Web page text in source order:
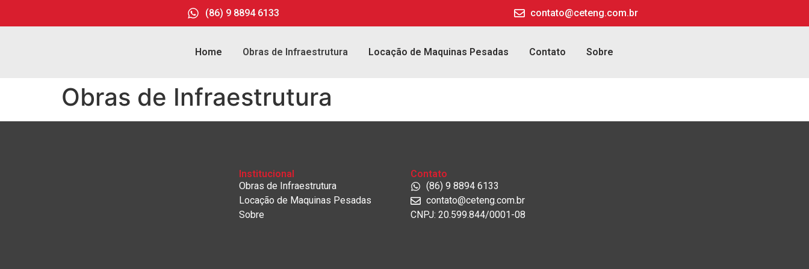
(86) 9 8894 6133 contato@ceteng.com.br
Home Obras de Infraestrutura Locação de Maquinas Pesadas Contato Sobre
Obras de Infraestrutura
Institucional
Obras de Infraestrutura
Locação de Maquinas Pesadas
Sobre
Contato
(86) 9 8894 6133
contato@ceteng.com.br
CNPJ: 20.599.844/0001-08